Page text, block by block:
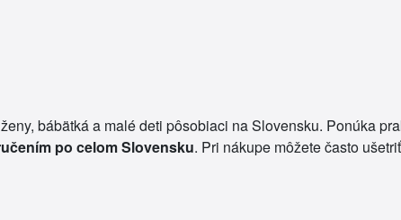
bábätká a malé deti pôsobiaci na Slovensku. Ponúka
po celom Slovensku. Pri nákupe môžete často